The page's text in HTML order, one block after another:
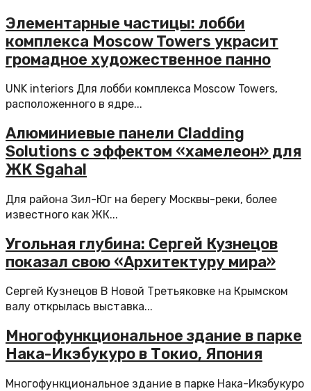
Элементарные частицы: лобби
комплекса Moscow Towers украсит
громадное художественное панно
UNK interiors Для лобби комплекса Moscow Towers,
расположенного в ядре...
Алюминиевые панели Cladding
Solutions с эффектом «хамелеон» для
ЖК Sgahal
Для района Зил-Юг на берегу Москвы-реки, более
известного как ЖК...
Угольная глубина: Сергей Кузнецов
показал свою «Архитектуру мира»
Сергей Кузнецов В Новой Третьяковке на Крымском
валу открылась выставка...
Многофункциональное здание в парке
Нака-Икэбукуро в Токио, Япония
Многофункциональное здание в парке Нака-Икэбукуро